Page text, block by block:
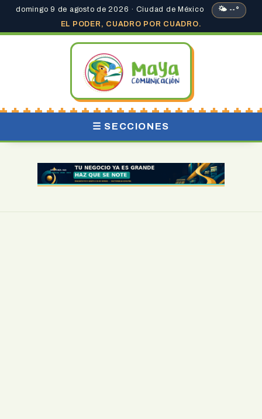
domingo 9 de agosto de 2026 · Ciudad de México
🌤 --°
EL PODER, CUADRO POR CUADRO.
☰ SECCIONES